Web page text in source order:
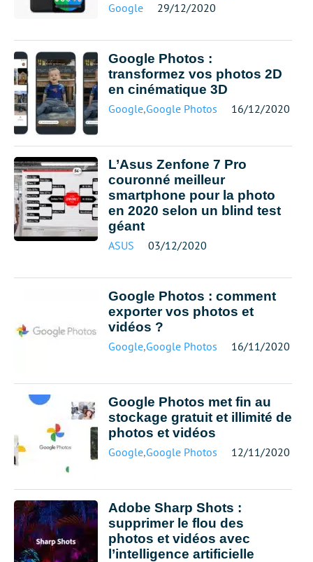
Google 29/12/2020
Google Photos :
transformez vos photos 2D
en cinématique 3D
Google,Google Photos 16/12/2020
L’Asus Zenfone 7 Pro
couronné meilleur
smartphone pour la photo
en 2020 selon un blind test
géant
ASUS 03/12/2020
Google Photos : comment
exporter vos photos et
vidéos ?
Google,Google Photos 16/11/2020
Google Photos met fin au
stockage gratuit et illimité de
photos et vidéos
Google,Google Photos 12/11/2020
Adobe Sharp Shots :
supprimer le flou des
photos et vidéos avec
l’intelligence artificielle